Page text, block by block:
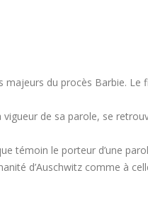
majeurs du procès Barbie. Le
vigueur de sa parole, se
témoin le porteur d’une
d’Auschwitz comme à